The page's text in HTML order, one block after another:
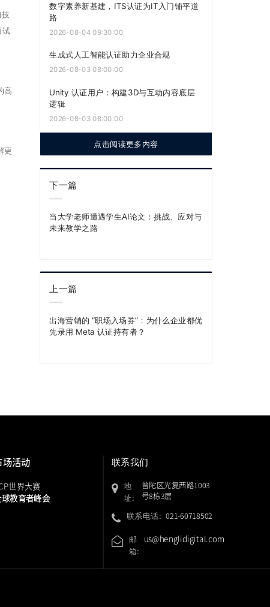
试
高
更
数字素养新基建，ITS认证为IT入门铺平道
路
2026-08-04 09:30:00
生成式人工智能认证助力企业合规
2026-08-03 08:00:00
Unity 认证用户：构建3D与互动内容底层
逻辑
2026-08-03 08:00:00
点击阅读更多内容
下一篇
当大学老师遭遇学生AI论文：挑战、应对与
未来教学之路
上一篇
出海营销的 “职场入场券”：为什么企业都优
先录用 Meta 认证持有者？
场活动
世界大赛
教育者峰会
联系我们
地
址:
普陀区光复西路1003
号8栋3层
联系电话: 021-60718502
邮
箱:
us@henglidigital.com